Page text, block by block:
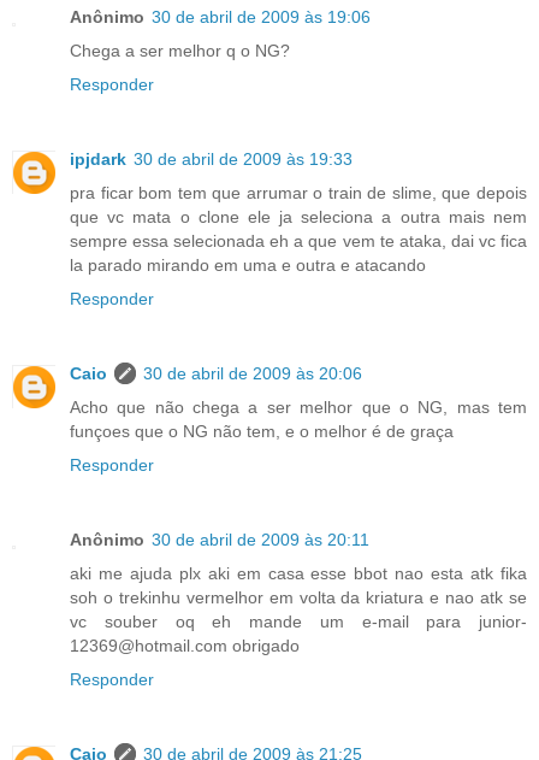
Anônimo 30 de abril de 2009 às 19:06
Chega a ser melhor q o NG?
Responder
ipjdark 30 de abril de 2009 às 19:33
pra ficar bom tem que arrumar o train de slime, que depois
que vc mata o clone ele ja seleciona a outra mais nem
sempre essa selecionada eh a que vem te ataka, dai vc fica
la parado mirando em uma e outra e atacando
Responder
Caio
30 de abril de 2009 às 20:06
Acho que não chega a ser melhor que o NG, mas tem
funçoes que o NG não tem, e o melhor é de graça
Responder
Anônimo 30 de abril de 2009 às 20:11
aki me ajuda plx aki em casa esse bbot nao esta atk fika
soh o trekinhu vermelhor em volta da kriatura e nao atk se
vc souber oq eh mande um e-mail para junior-
12369@hotmail.com obrigado
Responder
Caio
30 de abril de 2009 às 21:25